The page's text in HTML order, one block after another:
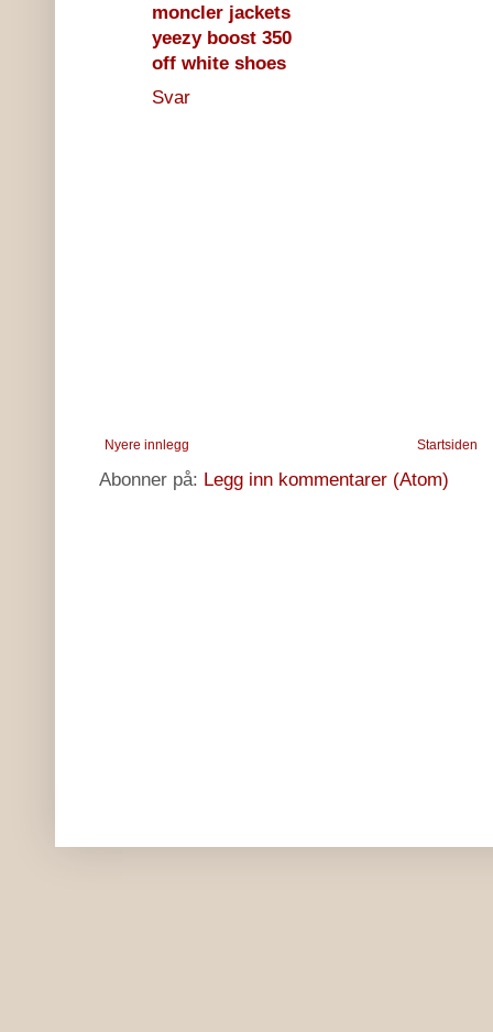
moncler jackets
yeezy boost 350
off white shoes
Svar
Nyere innlegg Startsiden
Abonner på: Legg inn kommentarer (Atom)